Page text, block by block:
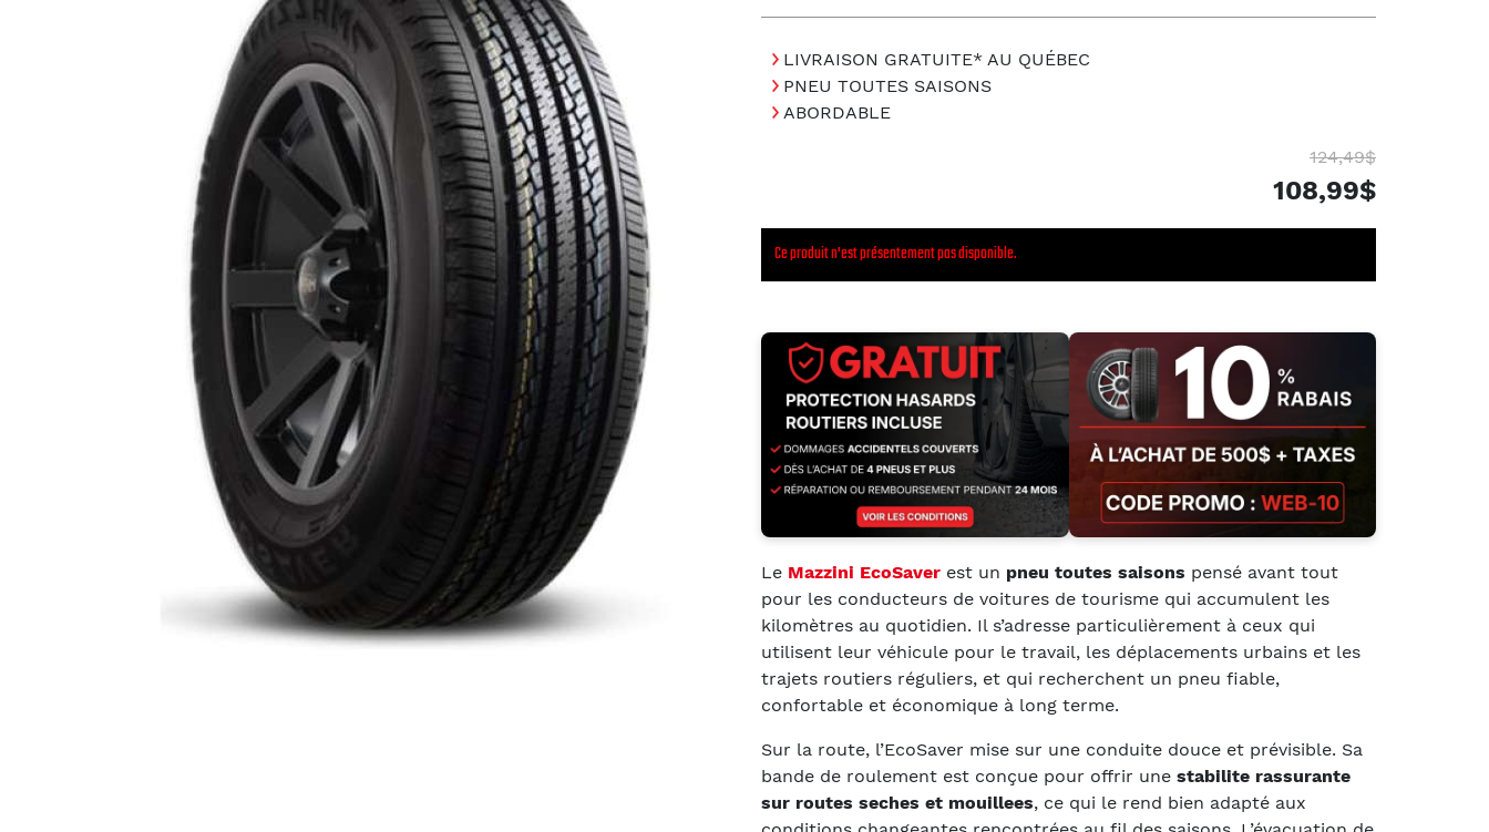
LIVRAISON GRATUITE* AU QUÉBEC
PNEU TOUTES SAISONS
ABORDABLE
124,49$
108,99$
Ce produit n'est présentement pas disponible.
Le Mazzini EcoSaver est un pneu toutes saisons pensé avant tout
pour les conducteurs de voitures de tourisme qui accumulent les
kilomètres au quotidien. Il s’adresse particulièrement à ceux qui
utilisent leur véhicule pour le travail, les déplacements urbains et les
trajets routiers réguliers, et qui recherchent un pneu fiable,
confortable et économique à long terme.
Sur la route, l’EcoSaver mise sur une conduite douce et prévisible. Sa
bande de roulement est conçue pour offrir une stabilite rassurante
sur routes seches et mouillees, ce qui le rend bien adapté aux